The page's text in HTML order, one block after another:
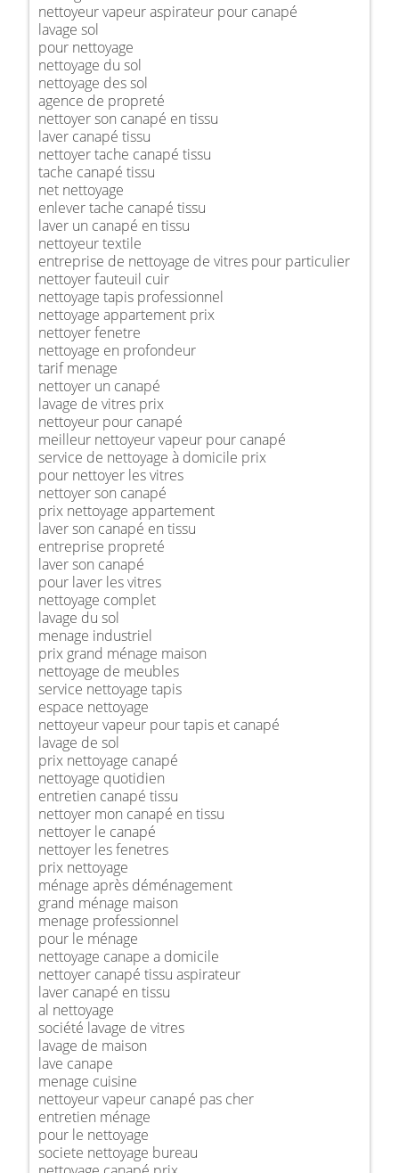
nettoyeur vapeur aspirateur pour canapé
lavage sol
pour nettoyage
nettoyage du sol
nettoyage des sol
agence de propreté
nettoyer son canapé en tissu
laver canapé tissu
nettoyer tache canapé tissu
tache canapé tissu
net nettoyage
enlever tache canapé tissu
laver un canapé en tissu
nettoyeur textile
entreprise de nettoyage de vitres pour particulier
nettoyer fauteuil cuir
nettoyage tapis professionnel
nettoyage appartement prix
nettoyer fenetre
nettoyage en profondeur
tarif menage
nettoyer un canapé
lavage de vitres prix
nettoyeur pour canapé
meilleur nettoyeur vapeur pour canapé
service de nettoyage à domicile prix
pour nettoyer les vitres
nettoyer son canapé
prix nettoyage appartement
laver son canapé en tissu
entreprise propreté
laver son canapé
pour laver les vitres
nettoyage complet
lavage du sol
menage industriel
prix grand ménage maison
nettoyage de meubles
service nettoyage tapis
espace nettoyage
nettoyeur vapeur pour tapis et canapé
lavage de sol
prix nettoyage canapé
nettoyage quotidien
entretien canapé tissu
nettoyer mon canapé en tissu
nettoyer le canapé
nettoyer les fenetres
prix nettoyage
ménage après déménagement
grand ménage maison
menage professionnel
pour le ménage
nettoyage canape a domicile
nettoyer canapé tissu aspirateur
laver canapé en tissu
al nettoyage
société lavage de vitres
lavage de maison
lave canape
menage cuisine
nettoyeur vapeur canapé pas cher
entretien ménage
pour le nettoyage
societe nettoyage bureau